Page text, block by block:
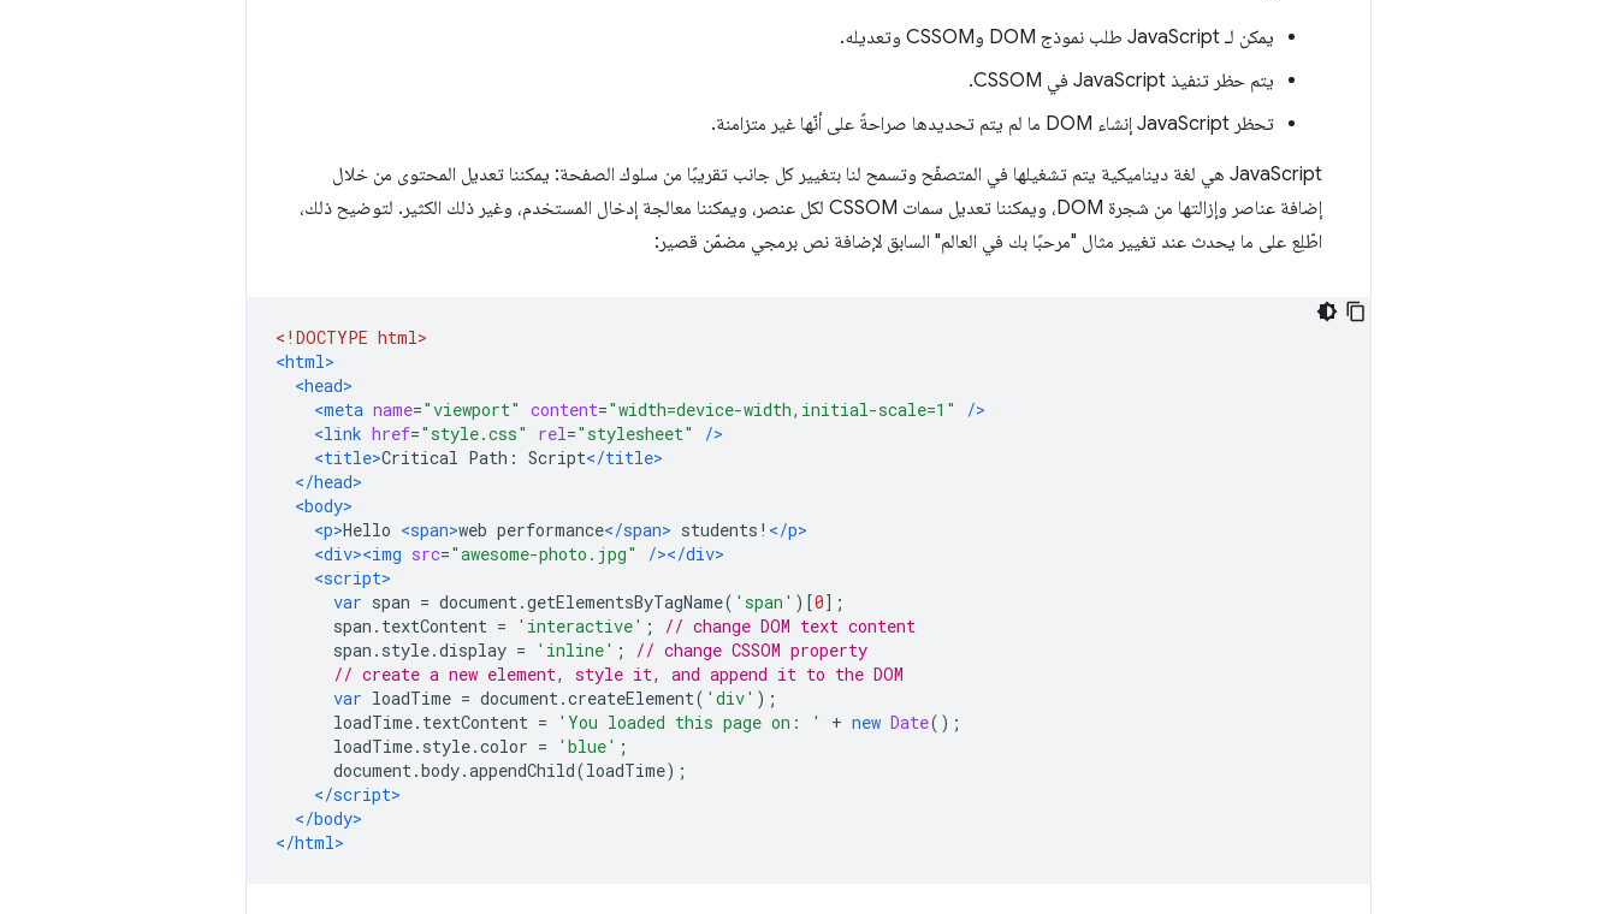
يمكن لـ JavaScript طلب نموذج DOM وCSSOM وتعديله.
يتم حظر تنفيذ JavaScript في CSSOM.
تحظر JavaScript إنشاء DOM ما لم يتم تحديدها صراحةً على أنّها غير متزامنة.
JavaScript هي لغة ديناميكية يتم تشغيلها في المتصفّح وتسمح لنا بتغيير كل جانب تقريبًا من سلوك الصفحة: يمكننا تعديل المحتوى من خلال
إضافة عناصر وإزالتها من شجرة DOM، ويمكننا تعديل سمات CSSOM لكل عنصر، ويمكننا معالجة إدخال المستخدم، وغير ذلك الكثير. لتوضيح ذلك،
اطّلِع على ما يحدث عند تغيير مثال "مرحبًا بك في العالم" السابق لإضافة نص برمجي مضمّن قصير:
<!DOCTYPE html>
<html>
<head>
<meta name="viewport" content="width=device-width,initial-scale=1"
/>
<link href="style.css" rel="stylesheet"
/>
<title>Critical Path: Script</title>
</head>
<body>
<p>Hello <span>web performance</span> students! </p>
<div><img src="awesome-photo.jpg"
/></div>
<script>
var span = document.getElementsByTagName( 'span' )[0];
span . textContent = 'interactive' ;
// change DOM text content
span . style.display = 'inline' ;
// change CSSOM property
// create a new element, style it, and append it to the DOM
var loadTime = document.createElement( 'div' );
loadTime. textContent = 'You loaded this page on: ' + new Date();
loadTime. style.color = 'blue' ;
document.body.appendChild(loadTime);
</script>
</body>
</html>